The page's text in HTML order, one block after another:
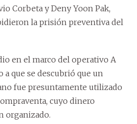
Corbeta y Deny Yoon Pak,
la prisión preventiva del
en el marco del operativo A
a que se descubrió que un
fue presuntamente utilizado
cuyo dinero
organizado.